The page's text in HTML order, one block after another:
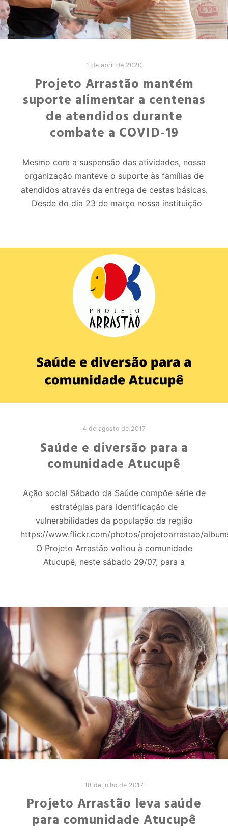
1 de abril de 2020
Projeto Arrastão mantém
suporte alimentar a centenas
de atendidos durante
combate a COVID-19
Mesmo com a suspensão das atividades, nossa
organização manteve o suporte às famílias de
atendidos através da entrega de cestas básicas.
Desde do dia 23 de março nossa instituição
4 de agosto de 2017
Saúde e diversão para a
comunidade Atucupê
Ação social Sábado da Saúde compõe série de
estratégias para identificação de
vulnerabilidades da população da região
https://www.flickr.com/photos/projetoarrastao/
O Projeto Arrastão voltou à comunidade
Atucupê, neste sábado 29/07, para a
18 de julho de 2017
Projeto Arrastão leva saúde
para comunidade Atucupê